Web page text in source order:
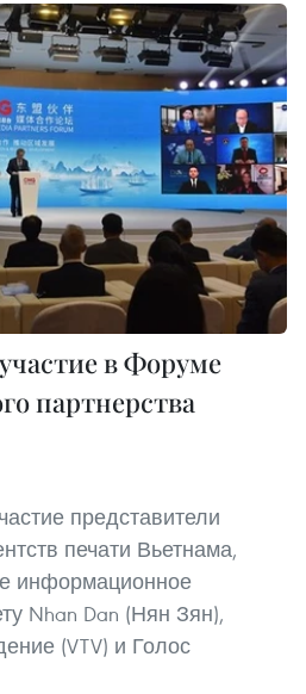
в Форуме
партнерства
представители
печати Вьетнама,
информационное
Nhan Dan (Нян Зян),
(VTV) и Голос